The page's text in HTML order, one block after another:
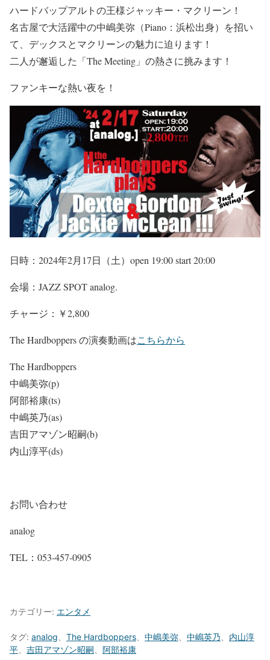
ハードバップアルトの王様ジャッキー・マクリーン！
名古屋で大活躍中の中嶋美弥（Piano ：浜松出身）を招い
て、デックスとマクリーンの魅力に迫ります！
二人が邂逅した「The Meeting 」の熱さに挑みます！
ファンキーな熱い夜を！
日時： 2024年2月 17日（土） open 19:00 start 20:00
会場：JAZZ SPOT analog.
チャージ：￥2,800
The Hardboppersの演奏動画はこちらから
The Hardboppers
中嶋美弥(p)
阿部裕康(ts)
中嶋英乃(as)
吉田アマゾン昭嗣(b)
内山淳平(ds)
お問い合わせ
analog
TEL：053-457-0905
カテゴリー: エンタメ
タグ: analog The Hardboppers 中嶋美弥 中嶋英乃
内山淳
平
吉田アマゾン昭嗣 阿部裕康